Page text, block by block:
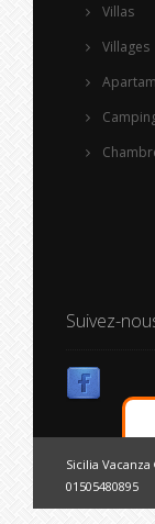
Villas
Villages
Suivez-
Sicilia
01505480895